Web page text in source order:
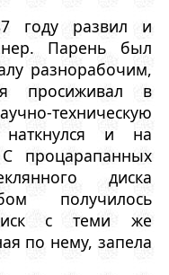
году развил и
Парень был
разнорабочим,
просиживал в
техническую
и на
процарапанных
диска
получилось
с теми же
по нему, запела